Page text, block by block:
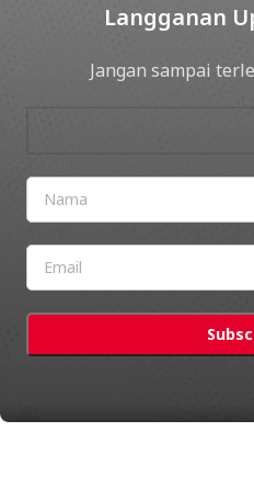
Langganan
Jangan sampai